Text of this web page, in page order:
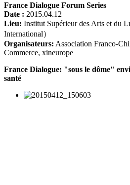
France Dialogue Forum Series
Date : 2015.04.12
Lieu: Institut Supérieur des Arts et du
International）
Organisateurs: Association Franco-
Commerce, xineurope
France Dialogue: "sous le dôme"
santé